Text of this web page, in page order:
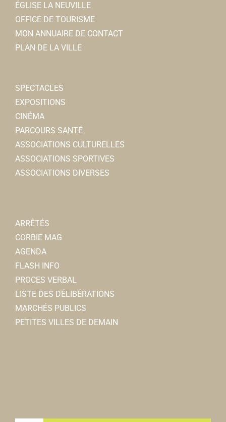
ÉGLISE LA NEUVILLE
OFFICE DE TOURISME
MON ANNUAIRE DE CONTACT
PLAN DE LA VILLE
SPECTACLES
EXPOSITIONS
CINÉMA
PARCOURS SANTÉ
ASSOCIATIONS CULTURELLES
ASSOCIATIONS SPORTIVES
ASSOCIATIONS DIVERSES
ARRÊTÉS
CORBIE MAG
AGENDA
FLASH INFO
PROCES VERBAL
LISTE DES DÉLIBÉRATIONS
MARCHÉS PUBLICS
PETITES VILLES DE DEMAIN